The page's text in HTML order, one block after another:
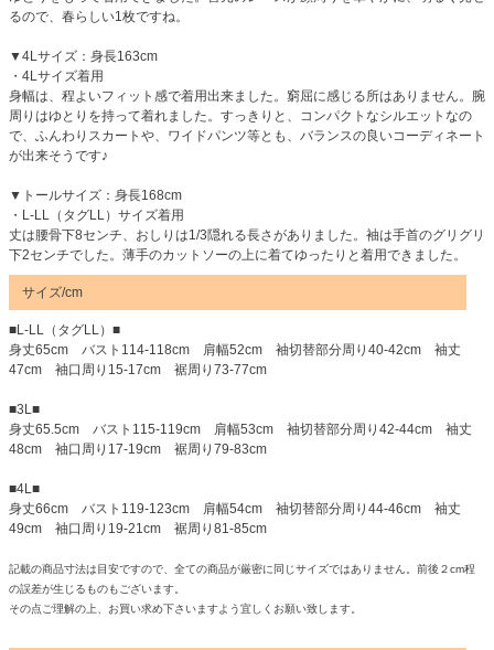
るので、春らしい1枚ですね。
▼4Lサイズ：身長163cm
・4Lサイズ着用
身幅は、程よいフィット感で着用出来ました。窮屈に感じる所はありません。腕
周りはゆとりを持って着れました。すっきりと、コンパクトなシルエットなの
で、ふんわりスカートや、ワイドパンツ等とも、バランスの良いコーディネート
が出来そうです♪
▼トールサイズ：身長168cm
・L-LL（タグLL）サイズ着用
丈は腰骨下8センチ、おしりは1/3隠れる長さがありました。袖は手首のグリグリ
下2センチでした。薄手のカットソーの上に着てゆったりと着用できました。
サイズ/cm
■L-LL（タグLL）■
身丈65cm バスト114-118cm 肩幅52cm 袖切替部分周り40-42cm 袖丈
47cm 袖口周り15-17cm 裾周り73-77cm
■3L■
身丈65.5cm バスト115-119cm 肩幅53cm 袖切替部分周り42-44cm 袖丈
48cm 袖口周り17-19cm 裾周り79-83cm
■4L■
身丈66cm バスト119-123cm 肩幅54cm 袖切替部分周り44-46cm 袖丈
49cm 袖口周り19-21cm 裾周り81-85cm
記載の商品寸法は目安ですので、全ての商品が厳密に同じサイズではありません。前後２cm程
の誤差が生じるものもございます。
その点ご理解の上、お買い求め下さいますよう宜しくお願い致します。